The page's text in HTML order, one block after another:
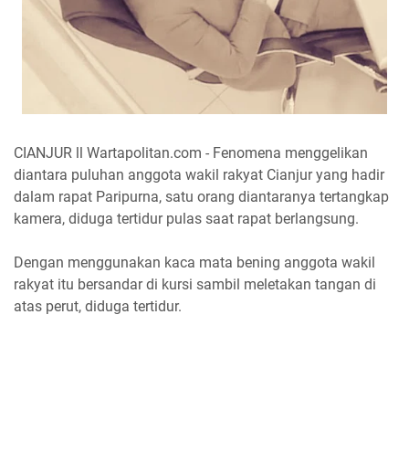
CIANJUR ll Wartapolitan.com - Fenomena menggelikan
diantara puluhan anggota wakil rakyat Cianjur yang hadir
dalam rapat Paripurna, satu orang diantaranya tertangkap
kamera, diduga tertidur pulas saat rapat berlangsung.
Dengan menggunakan kaca mata bening anggota wakil
rakyat itu bersandar di kursi sambil meletakan tangan di
atas perut, diduga tertidur.